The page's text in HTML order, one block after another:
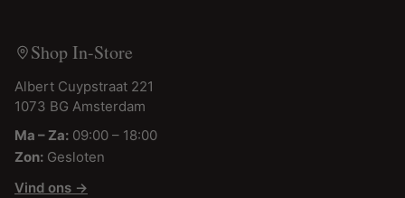
Shop In-Store
Albert Cuypstraat 221
1073 BG Amsterdam
Ma – Za: 09:00 – 18:00
Zon: Gesloten
Vind ons →